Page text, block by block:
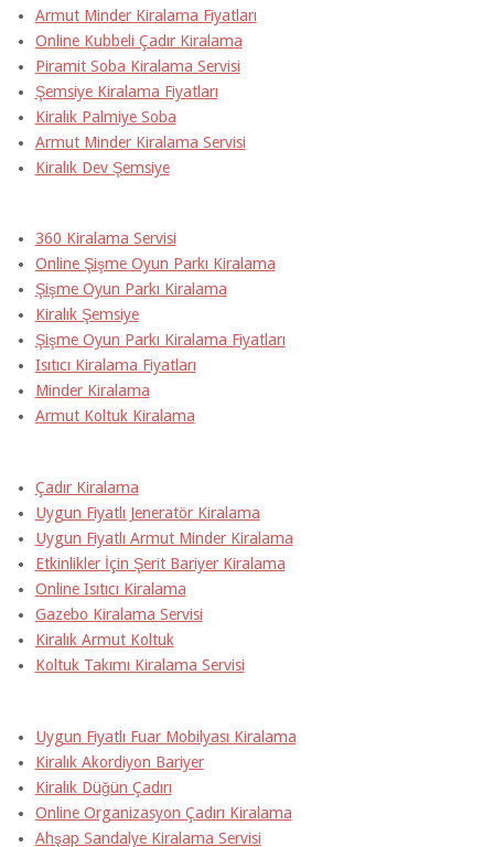
Armut Minder Kiralama Fiyatları
Online Kubbeli Çadır Kiralama
Piramit Soba Kiralama Servisi
Şemsiye Kiralama Fiyatları
Kiralık Palmiye Soba
Armut Minder Kiralama Servisi
Kiralık Dev Şemsiye
360 Kiralama Servisi
Online Şişme Oyun Parkı Kiralama
Şişme Oyun Parkı Kiralama
Kiralık Şemsiye
Şişme Oyun Parkı Kiralama Fiyatları
Isıtıcı Kiralama Fiyatları
Minder Kiralama
Armut Koltuk Kiralama
Çadır Kiralama
Uygun Fiyatlı Jeneratör Kiralama
Uygun Fiyatlı Armut Minder Kiralama
Etkinlikler İçin Şerit Bariyer Kiralama
Online Isıtıcı Kiralama
Gazebo Kiralama Servisi
Kiralık Armut Koltuk
Koltuk Takımı Kiralama Servisi
Uygun Fiyatlı Fuar Mobilyası Kiralama
Kiralık Akordiyon Bariyer
Kiralık Düğün Çadırı
Online Organizasyon Çadırı Kiralama
Ahşap Sandalye Kiralama Servisi